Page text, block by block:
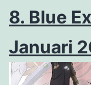
8. Blue
Januari